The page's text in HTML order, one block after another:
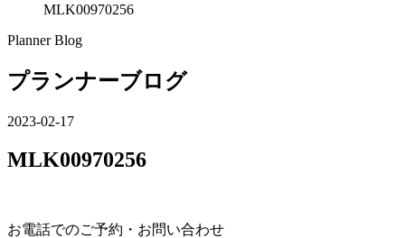
MLK00970256
Planner Blog
プランナーブログ
2023-02-17
MLK00970256
お電話でのご予約・お問い合わせ